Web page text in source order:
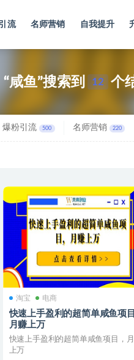
流 名师营销 自我提升
“咸鱼”搜索到 12 个
爆粉引流 500 名师营销 220
淘宝 电商
快速上手盈利的超简单咸鱼项目
月赚上万
快速上手盈利的超简单咸鱼项目，
上万